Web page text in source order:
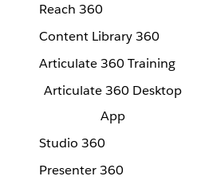
Reach 360
Content Library 360
Articulate 360 Training
Articulate 360 Desktop
App
Studio 360
Presenter 360